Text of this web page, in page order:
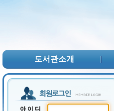
도서관소개
아이디